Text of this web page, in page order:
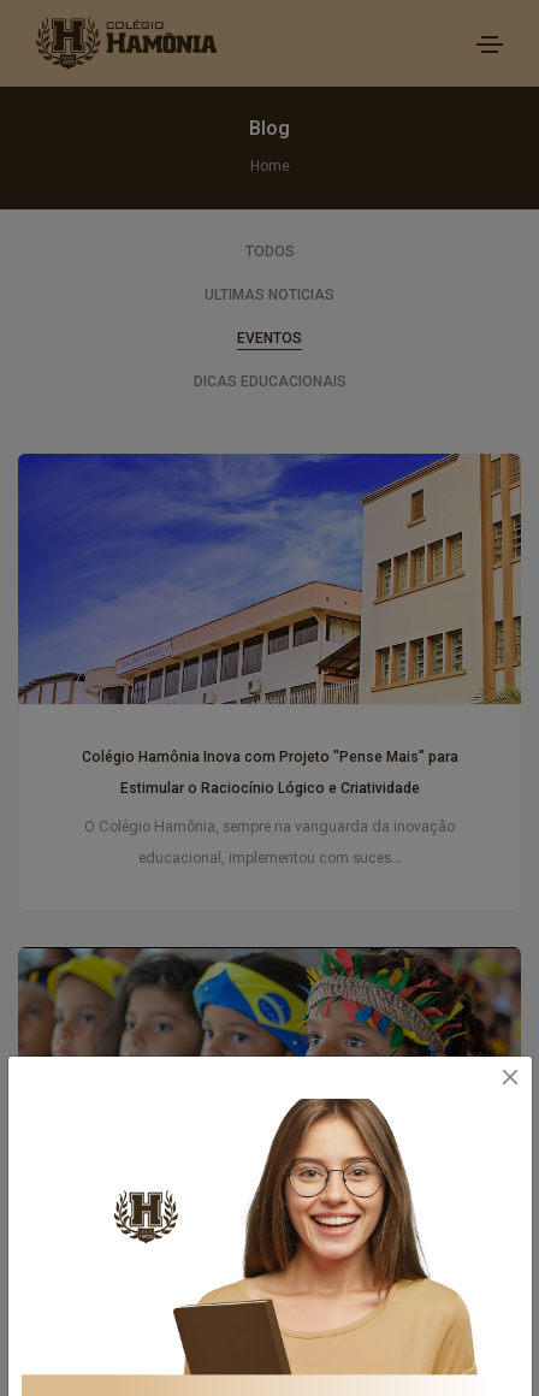
Blog
Home
TODOS
ULTIMAS NOTICIAS
EVENTOS
DICAS EDUCACIONAIS
Colégio Hamônia Inova com Projeto "Pense Mais" para
Estimular o Raciocínio Lógico e Criatividade
O Colégio Hamônia, sempre na vanguarda da inovação
educacional, implementou com suces...
Semana Cultural do Colégio Hamônia: Celebrando a Diversidade
e a Criatividade
Uma semana repleta de apresentações artísticas, workshops e
palestras para toda a com...